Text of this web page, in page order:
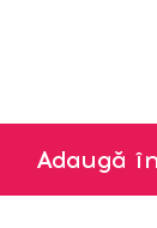
Adaugă